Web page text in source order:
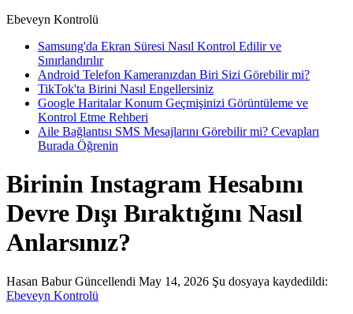
Ebeveyn Kontrolü
Samsung'da Ekran Süresi Nasıl Kontrol Edilir ve
Sınırlandırılır
Android Telefon Kameranızdan Biri Sizi Görebilir mi?
TikTok'ta Birini Nasıl Engellersiniz
Google Haritalar Konum Geçmişinizi Görüntüleme ve
Kontrol Etme Rehberi
Aile Bağlantısı SMS Mesajlarını Görebilir mi? Cevapları
Burada Öğrenin
Birinin Instagram Hesabını
Devre Dışı Bıraktığını Nasıl
Anlarsınız?
Hasan BaburGüncellendi May 14, 2026 Şu dosyaya kaydedildi:
Ebeveyn Kontrolü